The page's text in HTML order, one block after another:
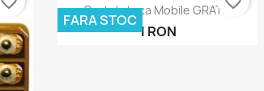
Бърз преглед
Cartela Lyca Mobile GRATIS
1 RON
FARA STOC